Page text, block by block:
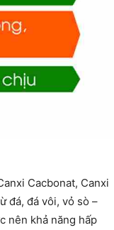
Cacbonat, Canxi
đá, đá vôi, vỏ sò –
nên khả năng hấp